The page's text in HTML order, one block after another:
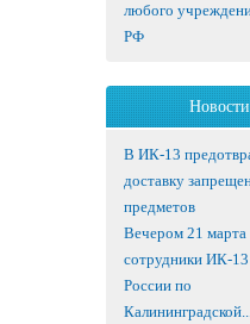
любого
РФ
Новости
В ИК-13
доставку
предметов
Вечером 21 марта
сотрудники ИК-
России по